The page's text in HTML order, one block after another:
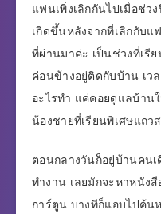
แฟนเพิ่งเลิกกันไปเมื่อช่ว
เกิดขึ้นหลังจากที่เลิกกับ
ที่ผ่านมาค่ะ เป็นช่วงที่เรี
ค่อนข้างอยู่ติดกับบ้าน เว
อะไรทำ แค่คอยดูแลบ้าน
น้องชายที่เรียนพิเศษแถว
ตอนกลางวันก็อยู่บ้านคน
ทำงาน เลยมักจะหาหนัง
การ์ตูน บางทีก็แอบไปค้น